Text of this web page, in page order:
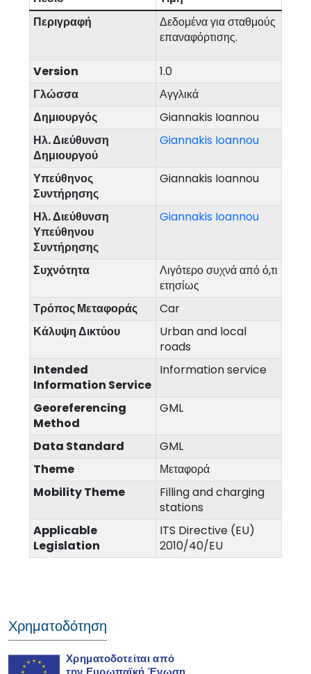
Περιγραφή
Δεδομένα για σταθμούς
επαναφόρτισης.
Version
1.0
Γλώσσα
Αγγλικά
Δημιουργός
Giannakis Ioannou
Ηλ. Διεύθυνση
Δημιουργού
Giannakis Ioannou
Υπεύθηνος
Συντήρησης
Giannakis Ioannou
Ηλ. Διεύθυνση
Υπεύθηνου
Συντήρησης
Giannakis Ioannou
Συχνότητα
Λιγότερο συχνά από ό,τι
ετησίως
Τρόπος Μεταφοράς
Car
Κάλυψη Δικτύου
Urban and local
roads
Intended
Information Service
Information service
Georeferencing
Method
GML
Data Standard
GML
Theme
Μεταφορά
Mobility Theme
Filling and charging
stations
Applicable
Legislation
ITS Directive (EU)
2010/40/EU
Χρηματοδότηση